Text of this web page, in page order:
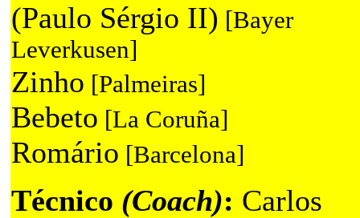
(Paulo Sérgio II) [Bayer
Leverkusen]
Zinho [Palmeiras]
Bebeto [La Coruña]
Romário [Barcelona]
Técnico (Coach): Carlos